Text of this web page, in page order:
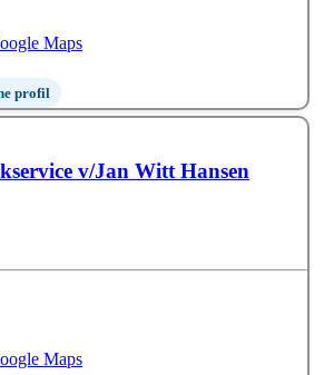
Maps
profil
v/Jan Witt Hansen
Maps